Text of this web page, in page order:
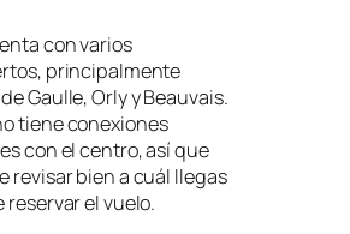
con varios
principalmente
Gaulle, Orly y Beauvais.
tiene conexiones
con el centro, así que
revisar bien a cuál llegas
reservar el vuelo.